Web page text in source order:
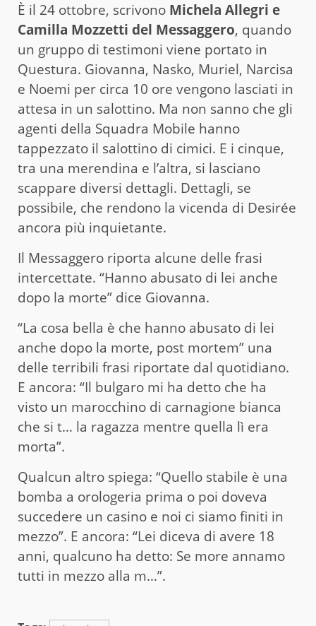
È il 24 ottobre, scrivono Michela Allegri e
Camilla Mozzetti del Messaggero, quando
un gruppo di testimoni viene portato in
Questura. Giovanna, Nasko, Muriel, Narcisa
e Noemi per circa 10 ore vengono lasciati in
attesa in un salottino. Ma non sanno che gli
agenti della Squadra Mobile hanno
tappezzato il salottino di cimici. E i cinque,
tra una merendina e l’altra, si lasciano
scappare diversi dettagli. Dettagli, se
possibile, che rendono la vicenda di Desirée
ancora più inquietante.
Il Messaggero riporta alcune delle frasi
intercettate. “Hanno abusato di lei anche
dopo la morte” dice Giovanna.
“La cosa bella è che hanno abusato di lei
anche dopo la morte, post mortem” una
delle terribili frasi riportate dal quotidiano.
E ancora: “Il bulgaro mi ha detto che ha
visto un marocchino di carnagione bianca
che si t… la ragazza mentre quella lì era
morta”.
Qualcun altro spiega: “Quello stabile è una
bomba a orologeria prima o poi doveva
succedere un casino e noi ci siamo finiti in
mezzo”. E ancora: “Lei diceva di avere 18
anni, qualcuno ha detto: Se more annamo
tutti in mezzo alla m…”.